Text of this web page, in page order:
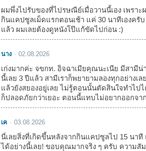
ผมพึ่งไปรับของที่ไปรษณีย์เมื่อวานนี้เอง เพรา
กินแคปซูลเม็ดแรกตอนเช้า แค่ 30 นาทีเองครั
แล้ว ผมเลยต้องดูหนังโป๊แก้ขัดไปก่อน :)
นาง 02.08.2026
เก่งมากค่ะ จขกท. อิจฉาเมียคุณนะเนีย มีสามี
นี้เลย 3 ปีแล้ว สามีเราก็พยายามลองทุกอย่าง
แล้วยังสยองอยู่เลย ไม่รู้ตอนนั้นตัดสินใจทำไป
ก็ปลอดภัยกว่าเยอะ ตอนนี้แทบไม่อยากออกจา
เค 03.08.2026
นี่เลยสิ่งที่เกิดขึ้นหลังจากกินแคปซูลไป 15 นา
ได้อย่างนี้เลย! ขอบคุณมากจริง ๆ ครับ ความ